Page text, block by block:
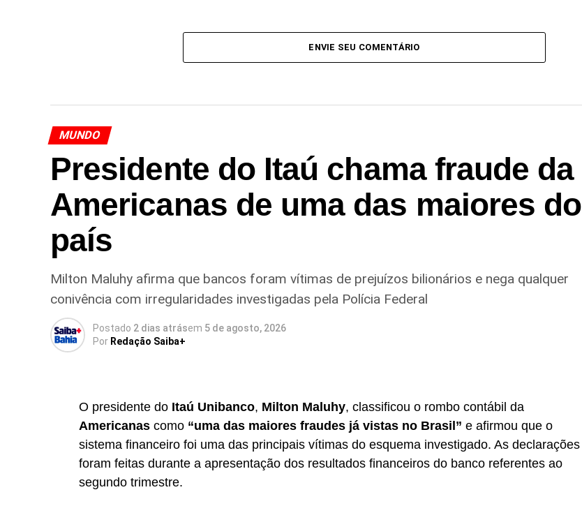
ENVIE SEU COMENTÁRIO
MUNDO
Presidente do Itaú chama fraude da
Americanas de uma das maiores do
país
Milton Maluhy afirma que bancos foram vítimas de prejuízos bilionários e nega qualquer
conivência com irregularidades investigadas pela Polícia Federal
Postado 2 dias atrásem 5 de agosto, 2026
Por Redação Saiba+
O presidente do Itaú Unibanco, Milton Maluhy, classificou o rombo contábil da
Americanas como “uma das maiores fraudes já vistas no Brasil” e afirmou que o
sistema financeiro foi uma das principais vítimas do esquema investigado. As declarações
foram feitas durante a apresentação dos resultados financeiros do banco referentes ao
segundo trimestre.